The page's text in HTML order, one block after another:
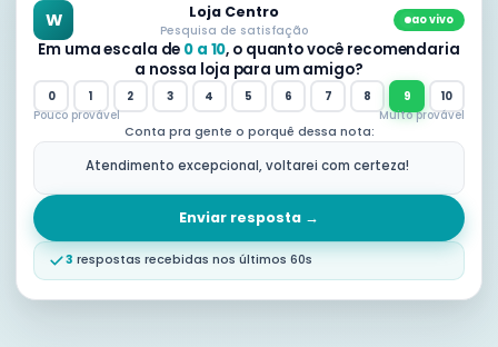
W Loja Centro
Pesquisa de satisfação
ao vivo
Em uma escala de 0 a 10, o quanto você recomendaria
a nossa loja para um amigo?
0 1 2 3 4 5 6 7 8 9
10
Pouco provável
Muito provável
Conta pra gente o porquê dessa nota:
Atendimento excepcional, voltarei com certeza!
Enviar resposta →
3 respostas recebidas nos últimos 60s